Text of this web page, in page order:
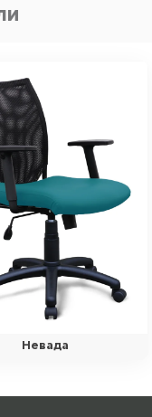
Невада